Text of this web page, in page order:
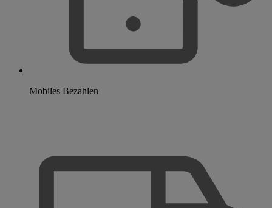
Mobiles Bezahlen